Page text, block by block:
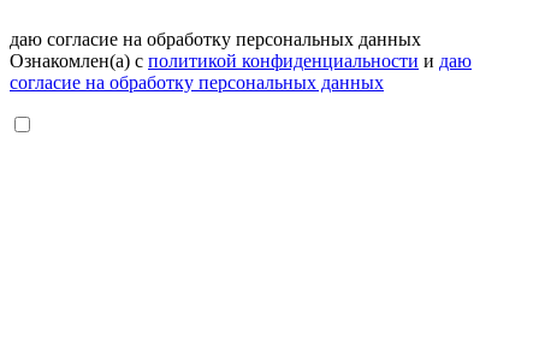
даю согласие на обработку персональных данных
Ознакомлен(а) с политикой конфиденциальности и даю
согласие на обработку персональных данных